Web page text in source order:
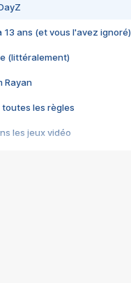
13 ans (et vous l'avez ignoré)
(littéralement)
Rayan
toutes les règles
les jeux vidéo